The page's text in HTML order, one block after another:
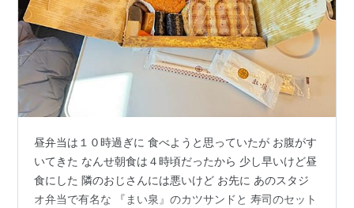
昼弁当は１０時過ぎに 食べようと思っていたが お腹がす
いてきた なんせ朝食は４時頃だったから 少し早いけど昼
食にした 隣のおじさんには悪いけど お先に あのスタジ
オ弁当で有名な 『まい泉』のカツサンドと 寿司のセット